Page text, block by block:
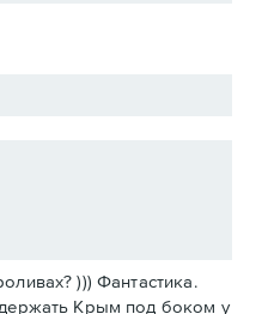
))) Фантастика.
Крым под боком у